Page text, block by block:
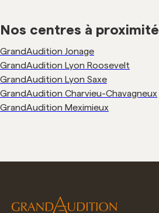
Nos centres à proximité
GrandAudition Jonage
GrandAudition Lyon Roosevelt
GrandAudition Lyon Saxe
GrandAudition Charvieu-Chavagneux
GrandAudition Meximieux